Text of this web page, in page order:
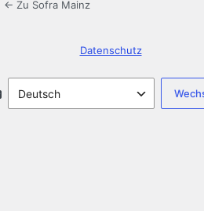
← Zu Sofra Mainz
Datenschutz
Sprache